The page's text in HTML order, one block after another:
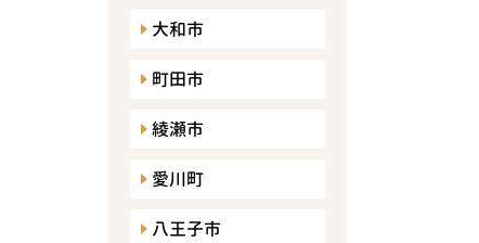
大和市
町田市
綾瀬市
愛川町
八王子市